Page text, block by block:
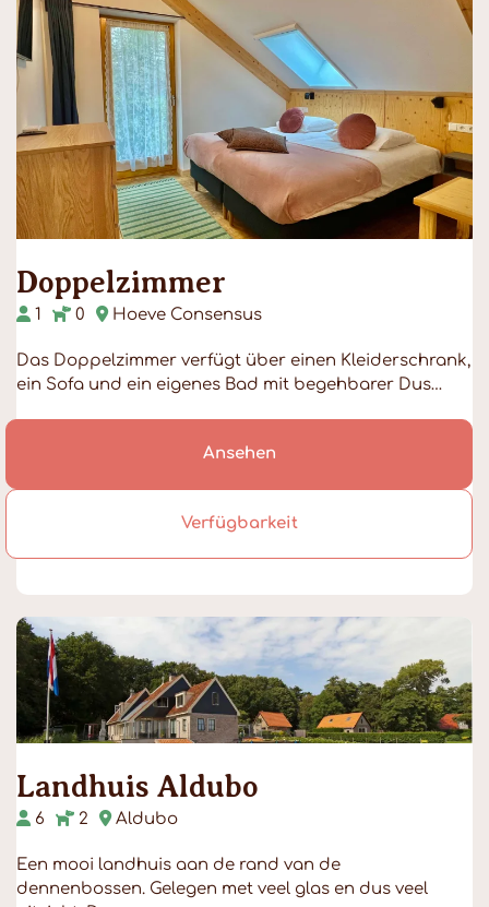
Doppelzimmer
1 0 Hoeve Consensus
Das Doppelzimmer verfügt über einen Kleiderschrank,
ein Sofa und ein eigenes Bad mit begehbarer Dus…
Ansehen
Verfügbarkeit
Landhuis Aldubo
6 2 Aldubo
Een mooi landhuis aan de rand van de
dennenbossen. Gelegen met veel glas en dus veel